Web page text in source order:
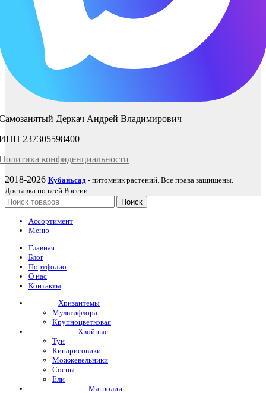
Деркач Андрей Владимирович
237305598400
конфиденциальности
2018-2026 Кубаньсад - питомник растений. Все права защищены.
Доставка по всей России.
Поиск
Ассортимент
Меню
Главная
Блог
Портфолио
О нас
Контакты
Хризантемы
Мультифлора
Крупноцветковая
Хвойные
Туи
Кипарисовики
Можжевельники
Сосны
Ели
Магнолии